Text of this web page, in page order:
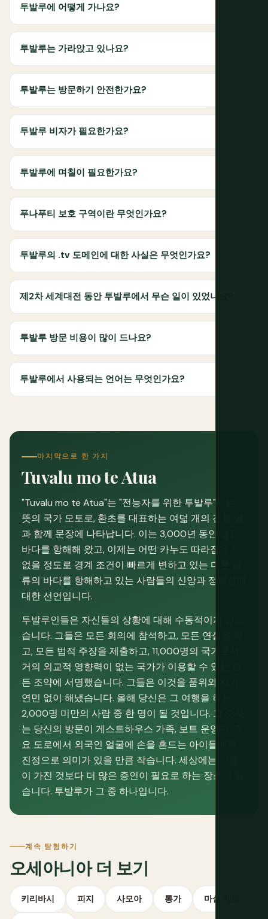
투발루에 어떻게 가나요?
투발루는 가라앉고 있나요?
투발루는 방문하기 안전한가요?
투발루 비자가 필요한가요?
투발루에 며칠이 필요한가요?
푸나푸티 보호 구역이란 무엇인가요?
투발루의 .tv 도메인에 대한 사실은 무엇인가요?
제2차 세계대전 동안 투발루에서 무슨 일이 있었나요?
투발루 방문 비용이 많이 드나요?
투발루에서 사용되는 언어는 무엇인가요?
마지막으로 한 가지
Tuvalu mo te Atua
"Tuvalu mo te Atua"는 "전능자를 위한 투발루"라는
뜻의 국가 모토로, 환초를 대표하는 여덟 개의 전통 별
과 함께 문장에 나타납니다. 이는 3,000년 동안 열린
바다를 항해해 왔고, 이제는 어떤 카누도 따라잡을 수
없을 정도로 경계 조건이 빠르게 변하고 있는 다른 종
류의 바다를 항해하고 있는 사람들의 신앙과 정체성에
대한 선언입니다.
투발루인들은 자신들의 상황에 대해 수동적이지 않았
습니다. 그들은 모든 회의에 참석하고, 모든 연설을 하
고, 모든 법적 주장을 제출하고, 11,000명의 국가로서
거의 외교적 영향력이 없는 국가가 이용할 수 있는 모
든 조약에 서명했습니다. 그들은 이것을 품위와 자기
연민 없이 해냈습니다. 올해 당신은 그 여행을 하는
2,000명 미만의 사람 중 한 명이 될 것입니다. 그 숫자
는 당신의 방문이 게스트하우스 가족, 보트 운영자, 주
요 도로에서 외국인 얼굴에 손을 흔드는 아이들에게
진정으로 의미가 있을 만큼 작습니다. 세상에는 그들
이 가진 것보다 더 많은 증인이 필요로 하는 장소가 있
습니다. 투발루가 그 중 하나입니다.
계속 탐험하기
오세아니아 더 보기
키리바시 피지 사모아 통가 마셜 제도